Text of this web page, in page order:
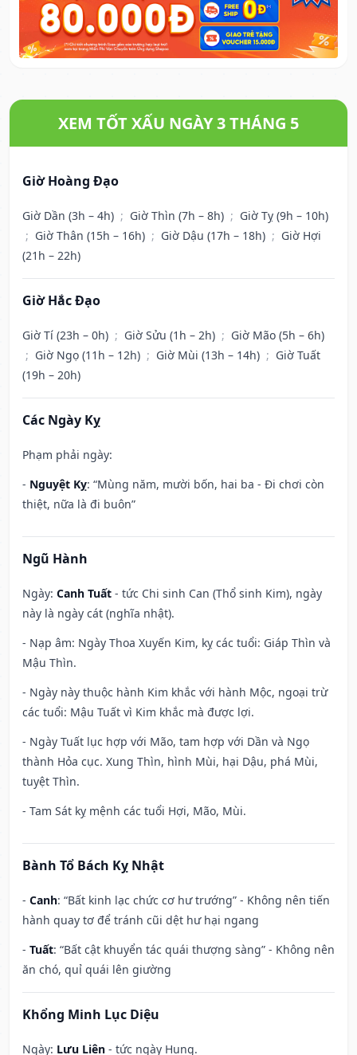
XEM TỐT XẤU NGÀY 3 THÁNG 5
Giờ Hoàng Đạo
Giờ Dần (3h – 4h) ; Giờ Thìn (7h – 8h) ; Giờ Tỵ (9h – 10h)
; Giờ Thân (15h – 16h) ; Giờ Dậu (17h – 18h) ; Giờ Hợi
(21h – 22h)
Giờ Hắc Đạo
Giờ Tí (23h – 0h) ; Giờ Sửu (1h – 2h) ; Giờ Mão (5h – 6h)
; Giờ Ngọ (11h – 12h) ; Giờ Mùi (13h – 14h) ; Giờ Tuất
(19h – 20h)
Các Ngày Kỵ
Phạm phải ngày:
- Nguyệt Kỵ: “Mùng năm, mười bốn, hai ba - Đi chơi còn
thiệt, nữa là đi buôn”
Ngũ Hành
Ngày: Canh Tuất - tức Chi sinh Can (Thổ sinh Kim), ngày
này là ngày cát (nghĩa nhật).
- Nạp âm: Ngày Thoa Xuyến Kim, kỵ các tuổi: Giáp Thìn và
Mậu Thìn.
- Ngày này thuộc hành Kim khắc với hành Mộc, ngoại trừ
các tuổi: Mậu Tuất vì Kim khắc mà được lợi.
- Ngày Tuất lục hợp với Mão, tam hợp với Dần và Ngọ
thành Hỏa cục. Xung Thìn, hình Mùi, hại Dậu, phá Mùi,
tuyệt Thìn.
- Tam Sát kỵ mệnh các tuổi Hợi, Mão, Mùi.
Bành Tổ Bách Kỵ Nhật
- Canh: “Bất kinh lạc chức cơ hư trướng” - Không nên tiến
hành quay tơ để tránh cũi dệt hư hại ngang
- Tuất: “Bất cật khuyển tác quái thượng sàng” - Không nên
ăn chó, quỉ quái lên giường
Khổng Minh Lục Diệu
Ngày: Lưu Liên - tức ngày Hung.